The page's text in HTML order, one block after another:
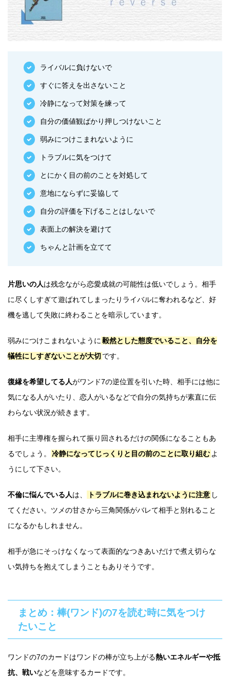
ライバルに負けないで
すぐに答えを出さないこと
冷静になって対策を練って
自分の価値観ばかり押しつけないこと
弱みにつけこまれないように
トラブルに気をつけて
とにかく目の前のことを対処して
意地にならずに妥協して
自分の評価を下げることはしないで
表面上の解決を避けて
ちゃんと計画を立てて
片思いの人は残念ながら恋愛成就の可能性は低いでしょう。相手
に尽くしすぎて遊ばれてしまったりライバルに奪われるなど、好
機を逃して失敗に終わることを暗示しています。
弱みにつけこまれないように 毅然とした態度でいること、自分を
犠牲にしすぎないことが大切 です。
復縁を希望してる人がワンド7の逆位置を引いた時、相手には他に
気になる人がいたり、恋人がいるなどで自分の気持ちが素直に伝
わらない状況が続きます。
相手に主導権を握られて振り回されるだけの関係になることもあ
るでしょう。
冷静になってじっくりと目の前のことに取り組む よ
うにして下さい。
不倫に悩んでいる人は、 トラブルに巻き込まれないように注意 し
てください。ツメの甘さから三角関係がバレて相手と別れること
になるかもしれません。
相手が急にそっけなくなって表面的なつきあいだけで煮え切らな
い気持ちを抱えてしまうこともありそうです。
まとめ：棒(ワンド)の7を読む時に気をつけ
たいこと
ワンドの7のカードはワンドの棒が立ち上がる熱いエネルギーや抵
抗、戦いなどを意味するカードです。